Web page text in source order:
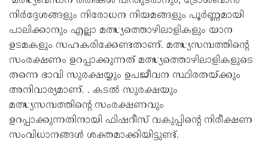
നിർദ്ദേശങ്ങളും നിരോധന നിയമങ്ങളും പൂർണ്ണമായി
പാലിക്കാനും എല്ലാ മത്സ്യത്തൊഴിലാളികളും യാന
ഉടമകളും സഹകരിക്കേണ്ടതാണ്. മത്സ്യസമ്പത്തിന്റെ
സംരക്ഷണം ഉറപ്പാക്കുന്നത് മത്സ്യത്തൊഴിലാളികളുടെ
തന്നെ ഭാവി സുരക്ഷയ്യും ഉപജീവന സ്ഥിരതയ്ക്കും
അനിവാര്യമാണ്. . കടൽ സുരക്ഷയും
മത്സ്യസമ്പത്തിന്റെ സംരക്ഷണവും
ഉറപ്പാക്കുന്നതിനായി ഫിഷറീസ് വകുപ്പിന്റെ നിരീക്ഷണ
സംവിധാനങ്ങൾ ശക്തമാക്കിയിട്ടുണ്ട്.